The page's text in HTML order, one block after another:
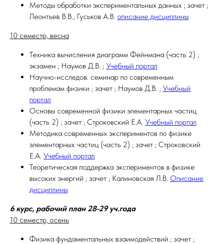
Методы обработки экспериментальных данных ; зачет ;
Леонтьев В.В., Гуськов А.В. описание дисциплины
10 семестр, весна
Техника вычисления диаграмм Фейнмана (часть 2) ;
экзамен ; Наумов Д.В. ; Учебный портал
Научно-исследов. семинар по современным
проблемам физики ; зачет ; Наумов Д.В. ; Учебный
портал
Основы современной физики элементарных частиц
(часть 2) ; зачет ; Строковский Е.А. Учебный портал
Методика современных экспериментов по физике
элементарных частиц (часть 2) ; зачет ; Строковский
Е.А. Учебный портал
Теоретическая поддержка экспериментов в физике
высоких энергий ; зачет ; Калиновская Л.В. Описание
дисциплины
6 курс, рабочий план 28-29 уч.года
10 семестр, осень
Физика фундаментальных взаимодействий ; зачет ;